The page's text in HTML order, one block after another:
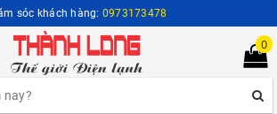
sóc khách hàng: 0973173478
0